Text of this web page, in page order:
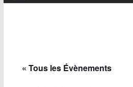
« Tous les Évènements